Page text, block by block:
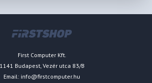
First Computer Kft.
1141 Budapest, Vezér utca 83/B
Email: info@firstcomputer.hu